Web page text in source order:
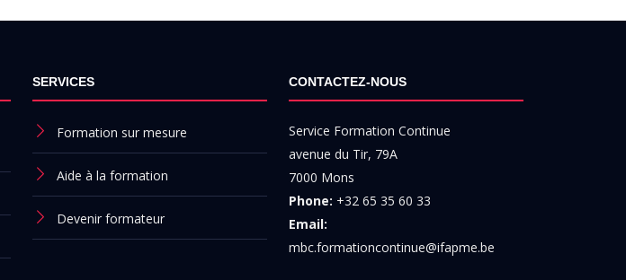
SERVICES
Formation sur mesure
Aide à la formation
Devenir formateur
CONTACTEZ-NOUS
Service Formation Continue
avenue du Tir, 79A
7000 Mons
Phone: +32 65 35 60 33
Email:
mbc.formationcontinue@ifapme.be